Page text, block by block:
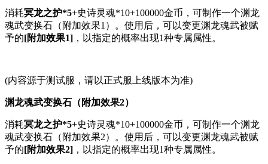
消耗冥龙之护*5+史诗灵魂*10+100000金币，可制作一个渊龙
魂武变换石（附加效果1）。使用后，可以变更渊龙魂武被赋
予的[附加效果1] ，以指定的概率出现1种专属属性。
(内容源于测试服，请以正式服上线版本为准)
渊龙魂武变换石（附加效果2）
消耗冥龙之护*5+史诗灵魂*10+100000金币，可制作一个渊龙
魂武变换石（附加效果2）。使用后，可以变更渊龙魂武被赋
予的[附加效果2] ，以指定的概率出现1种专属属性。